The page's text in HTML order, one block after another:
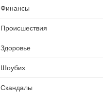
Финансы
Происшествия
Здоровье
Шоубиз
Скандалы